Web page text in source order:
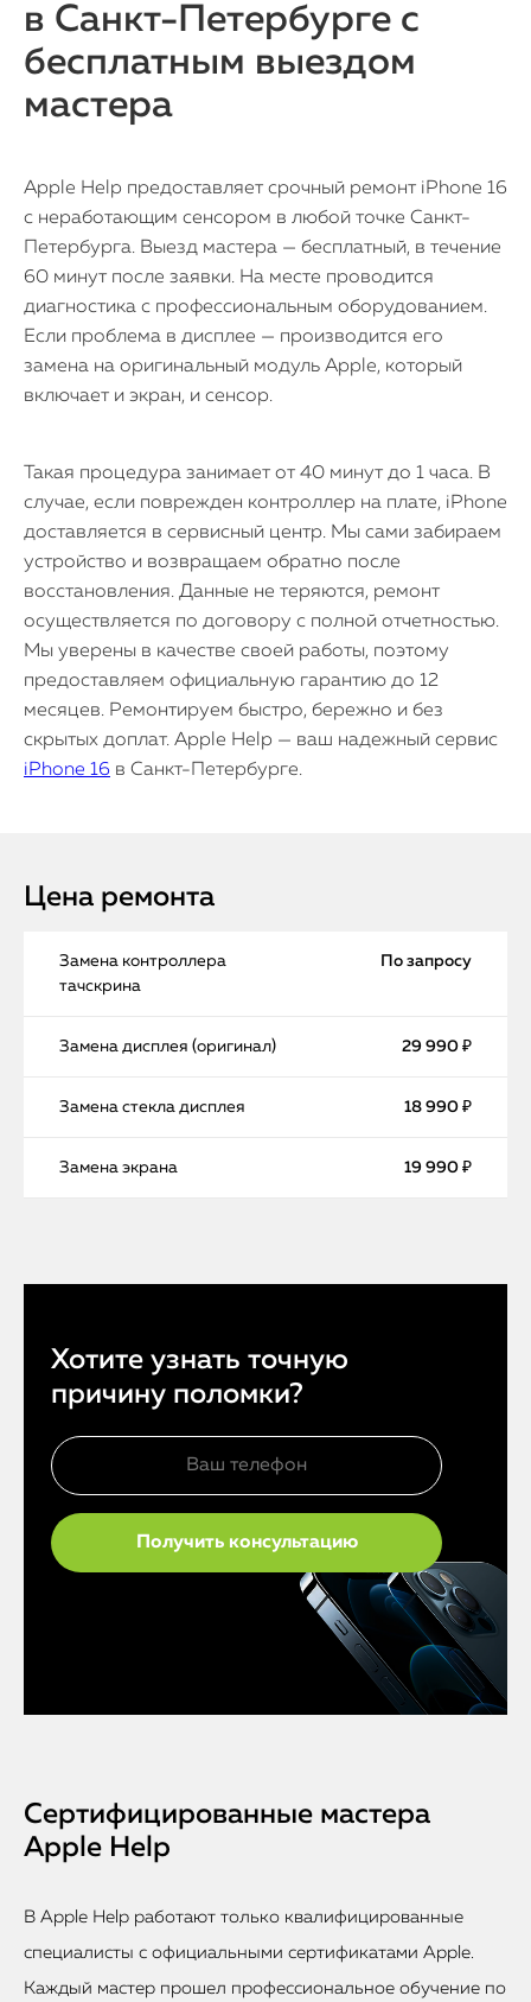
в Санкт-Петербурге с
бесплатным выездом
мастера
Apple Help предоставляет срочный ремонт iPhone 16
с неработающим сенсором в любой точке Санкт-
Петербурга. Выезд мастера — бесплатный, в течение
60 минут после заявки. На месте проводится
диагностика с профессиональным оборудованием.
Если проблема в дисплее — производится его
замена на оригинальный модуль Apple, который
включает и экран, и сенсор.
Такая процедура занимает от 40 минут до 1 часа. В
случае, если поврежден контроллер на плате, iPhone
доставляется в сервисный центр. Мы сами забираем
устройство и возвращаем обратно после
восстановления. Данные не теряются, ремонт
осуществляется по договору с полной отчетностью.
Мы уверены в качестве своей работы, поэтому
предоставляем официальную гарантию до 12
месяцев. Ремонтируем быстро, бережно и без
скрытых доплат. Apple Help — ваш надежный сервис
iPhone 16 в Санкт-Петербурге.
Цена ремонта
Замена контроллера
тачскрина
По запросу
Замена дисплея (оригинал) 29 990 ₽
Замена стекла дисплея 18 990 ₽
Замена экрана 19 990 ₽
Хотите узнать точную
причину поломки?
Сертифицированные мастера
Apple Help
В Apple Help работают только квалифицированные
специалисты с официальными сертификатами Apple.
Каждый мастер прошел профессиональное обучение по